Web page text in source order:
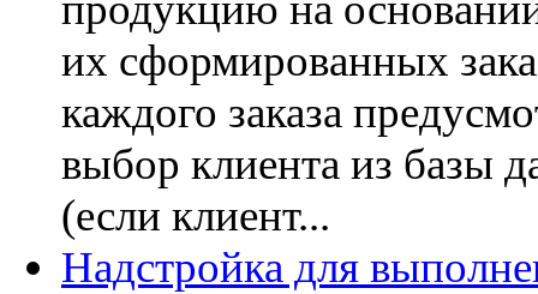
их сформированных
каждого заказа
выбор клиента из базы
(если клиент...
Надстройка для